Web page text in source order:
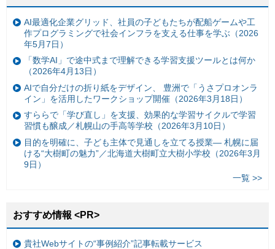
AI最適化企業グリッド、社員の子どもたちが配船ゲームや工
作プログラミングで社会インフラを支える仕事を学ぶ（2026
年5月7日）
「数学AI」で途中式まで理解できる学習支援ツールとは何か
（2026年4月13日）
AIで自分だけの折り紙をデザイン、 豊洲で「うさプロオンラ
イン」を活用したワークショップ開催（2026年3月18日）
すららで「学び直し」を支援、効果的な学習サイクルで学習
習慣も醸成／札幌山の手高等学校（2026年3月10日）
目的を明確に、子ども主体で見通しを立てる授業— 札幌に届
ける“大樹町の魅力”／北海道大樹町立大樹小学校（2026年3月
9日）
一覧 >>
おすすめ情報 <PR>
貴社Webサイトの“事例紹介”記事転載サービス